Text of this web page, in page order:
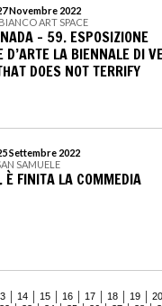
Novembre 2022
ART SPACE
- 59. ESPOSIZIONE
D’ARTE LA BIENNALE DI
DOES NOT TERRIFY
Settembre 2022
SAMUELE
È FINITA LA COMMEDIA
14 15 16 17 18 19
20